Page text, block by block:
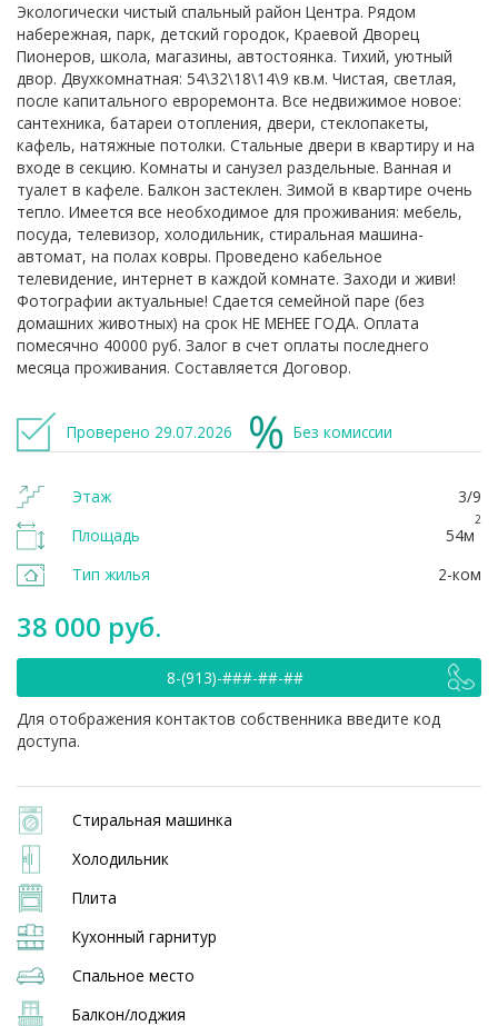
Экологически чистый спальный район Центра. Рядом
набережная, парк, детский городок, Краевой Дворец
Пионеров, школа, магазины, автостоянка. Тихий, уютный
двор. Двухкомнатная: 54\32\18\14\9 кв.м. Чистая, светлая,
после капитального евроремонта. Все недвижимое новое:
сантехника, батареи отопления, двери, стеклопакеты,
кафель, натяжные потолки. Стальные двери в квартиру и на
входе в секцию. Комнаты и санузел раздельные. Ванная и
туалет в кафеле. Балкон застеклен. Зимой в квартире очень
тепло. Имеется все необходимое для проживания: мебель,
посуда, телевизор, холодильник, стиральная машина-
автомат, на полах ковры. Проведено кабельное
телевидение, интернет в каждой комнате. Заходи и живи!
Фотографии актуальные! Сдается семейной паре (без
домашних животных) на срок НЕ МЕНЕЕ ГОДА. Оплата
помесячно 40000 руб. Залог в счет оплаты последнего
месяца проживания. Составляется Договор.
Проверено 29.07.2026 Без комиссии
Этаж
3/9
Площадь
54м
2
Тип жилья 2-ком
38 000 руб.
8-(913)-###-##-##
Для отображения контактов собственника введите код
доступа.
Стиральная машинка
Холодильник
Плита
Кухонный гарнитур
Спальное место
Балкон/лоджия